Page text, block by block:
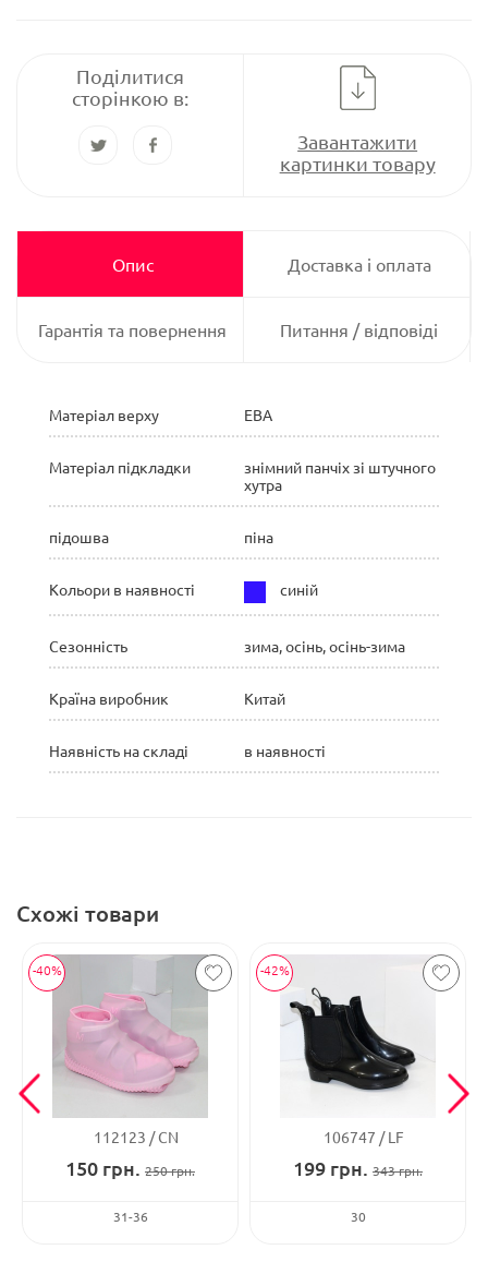
Поділитися
сторінкою в:
Завантажити
картинки товару
Опис Доставка і оплата
Гарантія та повернення Питання / відповіді
Матеріал верху ЕВА
Матеріал підкладки
знімний панчіх зі штучного
хутра
підошва піна
Кольори в наявності синій
Сезонність зима, осінь, осінь-зима
Країна виробник Китай
Наявність на складі в наявності
Схожі товари
-40%
112123 CN
150 грн. 250грн.
31-36
-42%
106747 LF
199 грн. 343грн.
30